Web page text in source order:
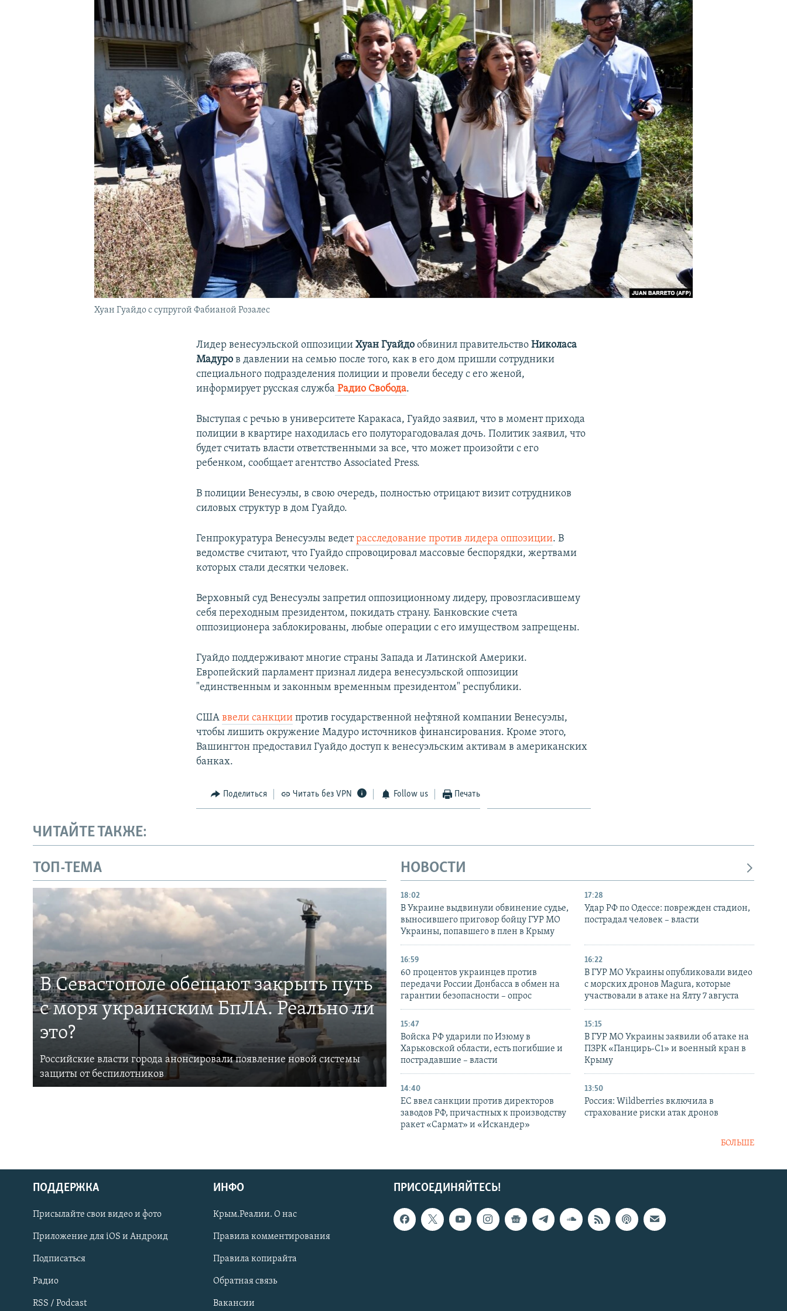
КРЫМ.НЕПОКОРЕННЫЙ
УКРАИНСКАЯ ПРОБЛЕМА КРЫМА
Українською
Qırımtatar
ПРИСОЕДИНЯЙТЕСЬ!
Хуан Гуайдо с супругой Фабианой Розалес
Лидер венесуэльской оппозицииХуан Гуайдо обвинил правительствоНиколаса
Мадуро в давлении на семью после того, как в его дом пришли сотрудники
специального подразделения полиции и провели беседу с его женой,
информирует русская служба Радио Свобода.
Выступая с речью в университете Каракаса, Гуайдо заявил, что в момент прихода
полиции в квартире находилась его полуторагодовалая дочь. Политик заявил, что
будет считать власти ответственными за все, что может произойти с его
ребенком, сообщает агентство Associated Press.
В полиции Венесуэлы, в свою очередь, полностью отрицают визит сотрудников
силовых структур в дом Гуайдо.
Генпрокуратура Венесуэлы ведетрасследование против лидера оппозиции. В
ведомстве считают, что Гуайдо спровоцировал массовые беспорядки, жертвами
которых стали десятки человек.
Верховный суд Венесуэлы запретил оппозиционному лидеру, провозгласившему
себя переходным президентом, покидать страну. Банковские счета
оппозиционера заблокированы, любые операции с его имуществом запрещены.
Гуайдо поддерживают многие страны Запада и Латинской Америки.
Европейский парламент признал лидера венесуэльской оппозиции
"единственным и законным временным президентом" республики.
СШАввели санкции против государственной нефтяной компании Венесуэлы,
чтобы лишить окружение Мадуро источников финансирования. Кроме этого,
Вашингтон предоставил Гуайдо доступ к венесуэльским активам в американских
банках.
Поделиться Читать без VPN Follow us Печать
ЧИТАЙТЕ ТАКЖЕ:
ТОП-ТЕМА
В Севастополе обещают закрыть путь
с моря украинским БпЛА. Реально ли
это?
Российские власти города анонсировали появление новой системы
защиты от беспилотников
НОВОСТИ
18:02
В Украине выдвинули обвинение судье,
выносившего приговор бойцу ГУР МО
Украины, попавшего в плен в Крыму
17:28
Удар РФ по Одессе: поврежден стадион,
пострадал человек – власти
16:59
60 процентов украинцев против
передачи России Донбасса в обмен на
гарантии безопасности – опрос
16:22
В ГУР МО Украины опубликовали видео
с морских дронов Magura, которые
участвовали в атаке на Ялту 7 августа
15:47
Войска РФ ударили по Изюму в
Харьковской области, есть погибшие и
пострадавшие – власти
15:15
В ГУР МО Украины заявили об атаке на
ПЗРК «Панцирь-С1» и военный кран в
Крыму
14:40
ЕС ввел санкции против директоров
заводов РФ, причастных к производству
ракет «Сармат» и «Искандер»
13:50
Россия: Wildberries включила в
страхование риски атак дронов
БОЛЬШЕ
ПРИСОЕДИНЯЙТЕСЬ!
ПОДДЕРЖКА
Присылайте свои видео и фото
Приложение для iOS и Андроид
Подписаться
Радио
RSS / Podcast
ИНФО
Крым.Реалии. О нас
Правила комментирования
Правила копирайта
Обратная связь
Вакансии